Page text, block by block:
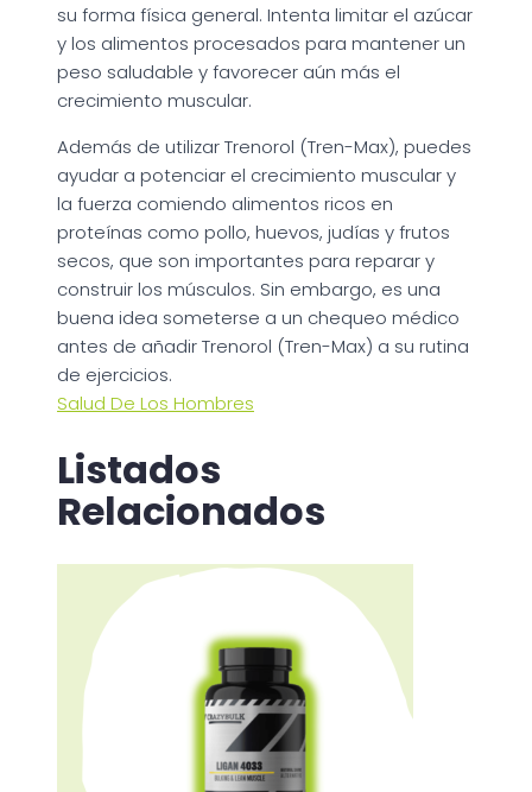
su forma física general. Intenta limitar el azúcar
y los alimentos procesados para mantener un
peso saludable y favorecer aún más el
crecimiento muscular.
Además de utilizar Trenorol (Tren-Max), puedes
ayudar a potenciar el crecimiento muscular y
la fuerza comiendo alimentos ricos en
proteínas como pollo, huevos, judías y frutos
secos, que son importantes para reparar y
construir los músculos. Sin embargo, es una
buena idea someterse a un chequeo médico
antes de añadir Trenorol (Tren-Max) a su rutina
de ejercicios.
Salud De Los Hombres
Listados
Relacionados